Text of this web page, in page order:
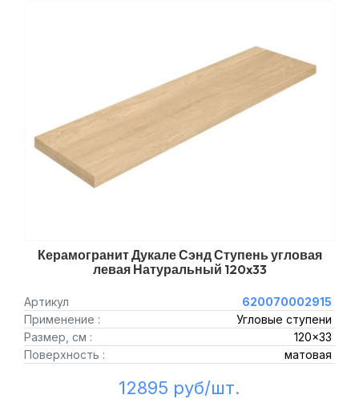
Керамогранит Дукале Сэнд Ступень угловая
левая Натуральный 120x33
Артикул
620070002915
Применение :
Угловые ступени
Размер, см :
120x33
Поверхность :
матовая
12895 руб/шт.